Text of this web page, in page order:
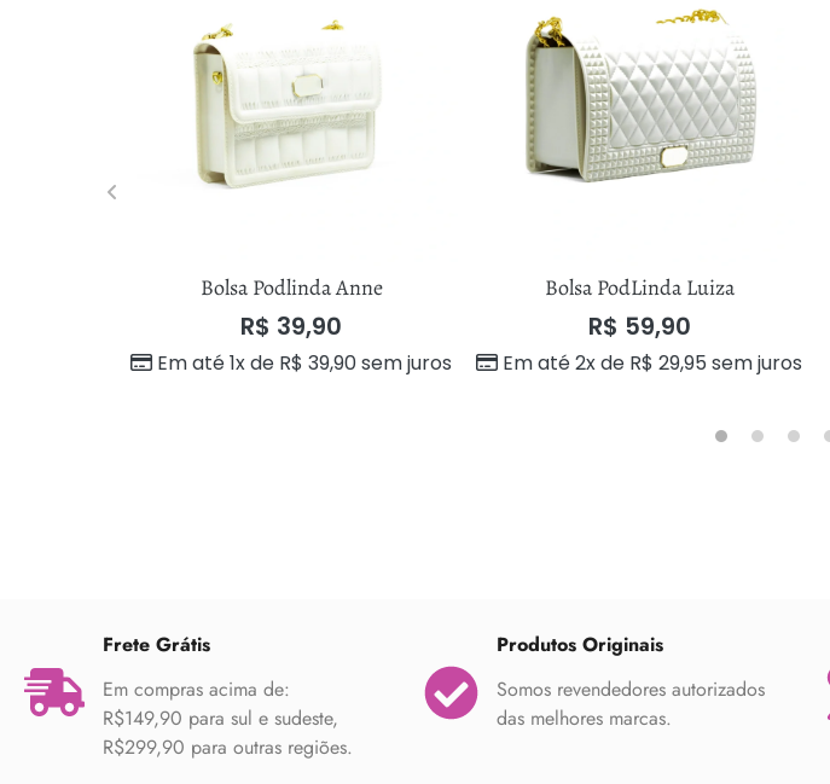
Bolsa Podlinda Anne
R$ 39,90
Em até 1x de R$ 39,90sem juros
Bolsa PodLinda Luiza
R$ 59,90
Em até 2x de R$ 29,95 sem juros
Frete Grátis
Em compras acima de:
R$149,90 para sul e sudeste,
R$299,90 para outras regiões.
Produtos Originais
Somos revendedores autorizados
das melhores marcas.